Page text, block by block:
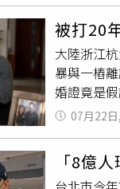
婚訴訟，
男方在庭
次開庭，
證完成試
與婚外對
為丈夫與
要求第三
程序上出
夫妻雙方
人瑞3位兒
認罪、媳
但可以清
被打20
大陸浙江
暴與一樁
婚證竟是
再決定是
有一子一
醋、不高
整，如今
07月22
「8億